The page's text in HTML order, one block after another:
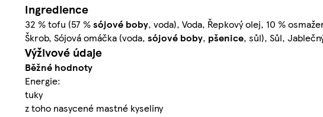
Ingredience
32 % tofu (57 %sójové boby, voda), Voda, Řepkový olej, 10 %
Škrob, Sójová omáčka (voda, sójové boby, pšenice, sůl), Sůl,
Výživové údaje
Běžné hodnoty
Energie:
tuky
z toho nasycené mastné kyseliny